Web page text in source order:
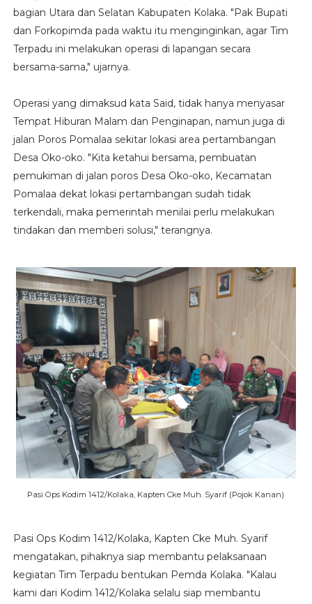
bagian Utara dan Selatan Kabupaten Kolaka. "Pak Bupati
dan Forkopimda pada waktu itu menginginkan, agar Tim
Terpadu ini melakukan operasi di lapangan secara
bersama-sama," ujarnya.
Operasi yang dimaksud kata Said, tidak hanya menyasar
Tempat Hiburan Malam dan Penginapan, namun juga di
jalan Poros Pomalaa sekitar lokasi area pertambangan
Desa Oko-oko. "Kita ketahui bersama, pembuatan
pemukiman di jalan poros Desa Oko-oko, Kecamatan
Pomalaa dekat lokasi pertambangan sudah tidak
terkendali, maka pemerintah menilai perlu melakukan
tindakan dan memberi solusi," terangnya.
Pasi Ops Kodim 1412/Kolaka, Kapten Cke Muh. Syarif (Pojok Kanan)
Pasi Ops Kodim 1412/Kolaka, Kapten Cke Muh. Syarif
mengatakan, pihaknya siap membantu pelaksanaan
kegiatan Tim Terpadu bentukan Pemda Kolaka. "Kalau
kami dari Kodim 1412/Kolaka selalu siap membantu